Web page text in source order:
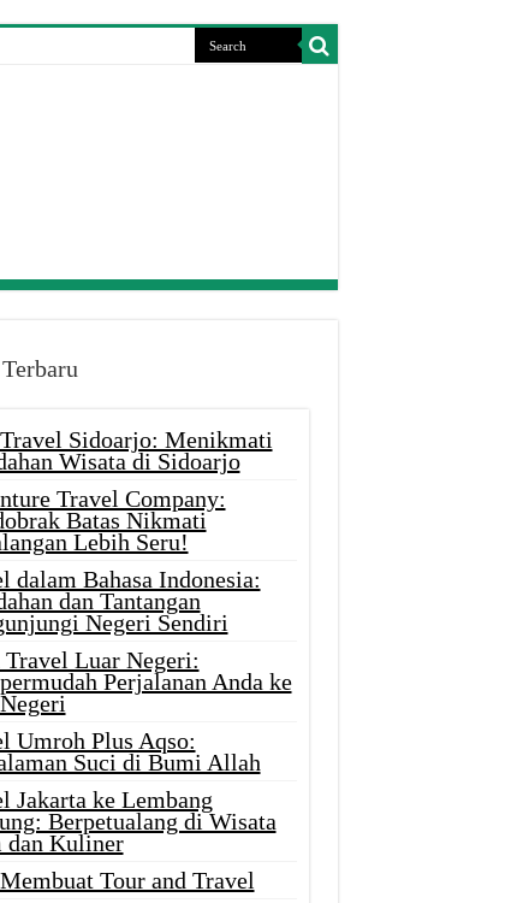
Sidoarjo: Menikmati
Wisata di Sidoarjo
Travel Company:
Batas Nikmati
Lebih Seru!
dalam Bahasa Indonesia:
dan Tantangan
Negeri Sendiri
Travel Luar Negeri:
Perjalanan Anda ke
Umroh Plus Aqso:
Suci di Bumi Allah
Jakarta ke Lembang
Berpetualang di Wisata
dan Kuliner
Tour and Travel